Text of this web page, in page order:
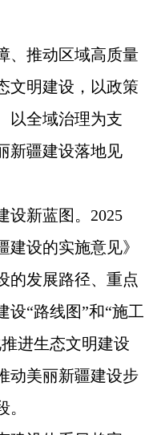
、推动区域高质量
文明建设，以政策
以全域治理为支
新疆建设落地见
设新蓝图。2025
设的实施意见》
的发展路径、重点
设“路线图”和“施工
进生态文明建设
动美丽新疆建设步